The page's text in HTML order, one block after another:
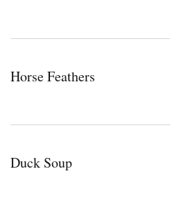
Horse Feathers
Duck Soup